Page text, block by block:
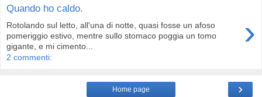
Quando ho caldo.
›
Rotolando sul letto, all'una di notte, quasi fosse un afoso
pomeriggio estivo, mentre sullo stomaco poggia un tomo
gigante, e mi cimento...
2 commenti:
›
Home page